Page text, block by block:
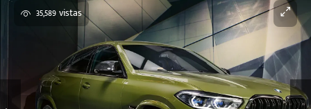
35,589 vistas